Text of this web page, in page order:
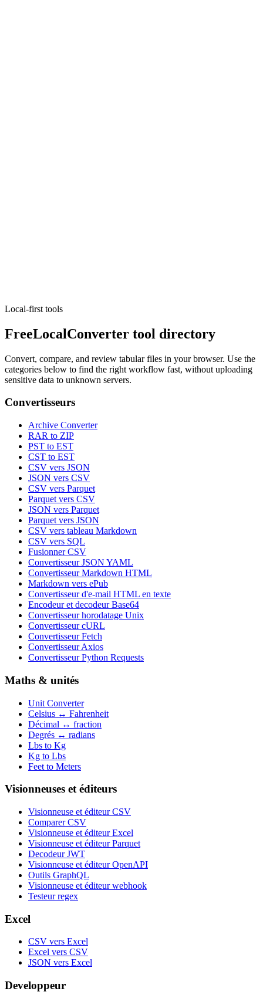
Local-first tools
FreeLocalConverter tool directory
Convert, compare, and review tabular files in your browser. Use the
categories below to find the right workflow fast, without uploading
sensitive data to unknown servers.
Convertisseurs
Archive Converter
RAR to ZIP
PST to EST
CST to EST
CSV vers JSON
JSON vers CSV
CSV vers Parquet
Parquet vers CSV
JSON vers Parquet
Parquet vers JSON
CSV vers tableau Markdown
CSV vers SQL
Fusionner CSV
Convertisseur JSON YAML
Convertisseur Markdown HTML
Markdown vers ePub
Convertisseur d'e-mail HTML en texte
Encodeur et decodeur Base64
Convertisseur horodatage Unix
Convertisseur cURL
Convertisseur Fetch
Convertisseur Axios
Convertisseur Python Requests
Maths & unités
Unit Converter
Celsius ↔ Fahrenheit
Décimal ↔ fraction
Degrés ↔ radians
Lbs to Kg
Kg to Lbs
Feet to Meters
Visionneuses et éditeurs
Visionneuse et éditeur CSV
Comparer CSV
Visionneuse et éditeur Excel
Visionneuse et éditeur Parquet
Decodeur JWT
Visionneuse et éditeur OpenAPI
Outils GraphQL
Visionneuse et éditeur webhook
Testeur regex
Excel
CSV vers Excel
Excel vers CSV
JSON vers Excel
Developpeur